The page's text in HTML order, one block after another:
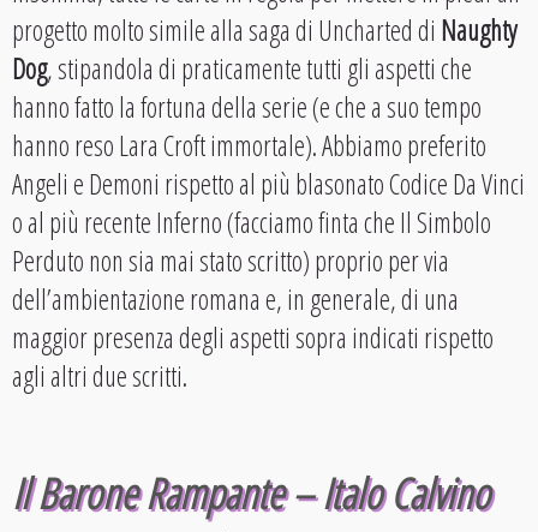
progetto molto simile alla saga di Uncharted di Naughty
Dog, stipandola di praticamente tutti gli aspetti che
hanno fatto la fortuna della serie (e che a suo tempo
hanno reso Lara Croft immortale). Abbiamo preferito
Angeli e Demoni rispetto al più blasonato Codice Da Vinci
o al più recente Inferno (facciamo finta che Il Simbolo
Perduto non sia mai stato scritto) proprio per via
dell’ambientazione romana e, in generale, di una
maggior presenza degli aspetti sopra indicati rispetto
agli altri due scritti.
Il Barone Rampante – Italo Calvino